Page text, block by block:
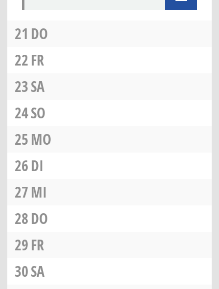
21 DO
22FR
23SA
24SO
25MO
26DI
27MI
28DO
29FR
30SA